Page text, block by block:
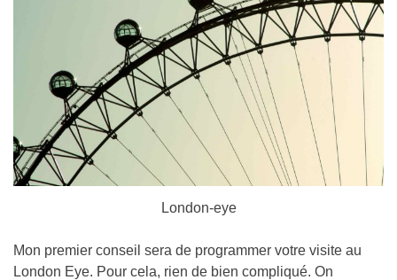
London-eye
Mon premier conseil sera de programmer votre visite au
London Eye. Pour cela, rien de bien compliqué. On